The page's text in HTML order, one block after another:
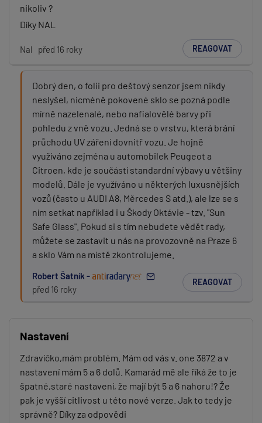
nikoliv ?
Díky NAL
Nal před 16 roky REAGOVAT
Dobrý den, o folii pro deštový senzor jsem nikdy
neslyšel, nicméně pokovené sklo se pozná podle
mírně nazelenalé, nebo nafialovělé barvy při
pohledu z vně vozu. Jedná se o vrstvu, která brání
průchodu UV záření dovnitř vozu. Je hojně
využíváno zejména u automobilek Peugeot a
Citroen, kde je součástí standardní výbavy u většiny
modelů. Dále je využíváno u některých luxusnějších
vozů (často u AUDI A8, Měrcedes S atd.), ale lze se s
ním setkat například i u Škody Oktávie - tzv. "Sun
Safe Glass". Pokud si s tím nebudete vědět rady,
můžete se zastavit u nás na provozovně na Praze 6
a sklo Vám na místě zkontrolujeme.
Robert Šatník -
před 16 roky
REAGOVAT
Nastavení
Zdravíčko,mám problém. Mám od vás v. one 3872 a v
nastavení mám 5 a 6 dolů. Kamarád mě ale říká že to je
špatné,staré nastavení, že mají být 5 a 6 nahoru!? Že
pak je vyšší citlivost u této nové verze. Jak to tedy je
správně? Díky za odpovědi